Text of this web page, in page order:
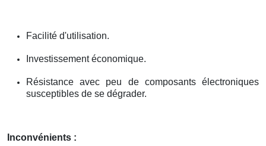
Facilité d'utilisation.
Investissement économique.
Résistance avec peu de composants électroniques
susceptibles de se dégrader.
Inconvénients :